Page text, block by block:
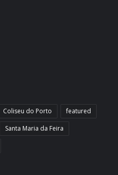
Coliseu do Porto
featured
Santa Maria da Feira